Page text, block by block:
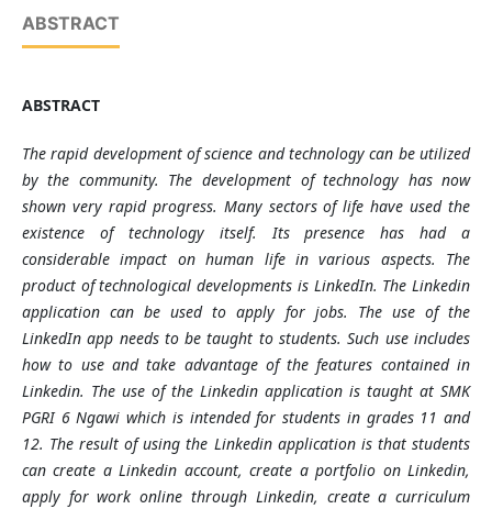
ABSTRACT
ABSTRACT
The rapid development of science and technology can be utilized
by the community. The development of technology has now
shown very rapid progress. Many sectors of life have used the
existence of technology itself. Its presence has had a
considerable impact on human life in various aspects. The
product of technological developments is LinkedIn. The Linkedin
application can be used to apply for jobs. The use of the
LinkedIn app needs to be taught to students. Such use includes
how to use and take advantage of the features contained in
Linkedin. The use of the Linkedin application is taught at SMK
PGRI 6 Ngawi which is intended for students in grades 11 and
12. The result of using the Linkedin application is that students
can create a Linkedin account, create a portfolio on Linkedin,
apply for work online through Linkedin, create a curriculum